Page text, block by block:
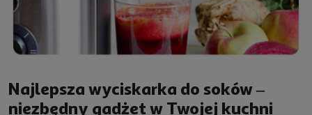
Najlepsza wyciskarka do soków –
niezbędny gadżet w Twojej kuchni